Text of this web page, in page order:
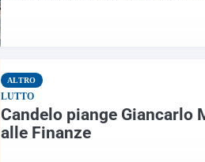
ALTRO
LUTTO
Candelo piange Giancarlo
alle Finanze